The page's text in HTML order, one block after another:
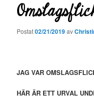
Postat02/21/2019av
JAG VAR
HÄR ÄR ETT URVAL